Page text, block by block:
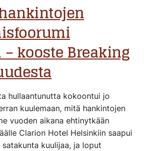
– kooste Breaking
hullaantunutta kokoontui jo
kuulemaan, mitä hankintojen
vuoden aikana ehtinytkään
Clarion Hotel Helsinkiin saapui
kuulijaa, ja loput